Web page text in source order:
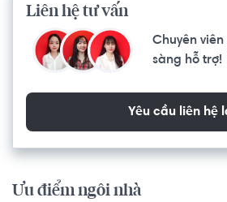
Liên hệ tư vấn
Chuyên
sàng hỗ trợ!
Yêu cầu liên hệ
Ưu điểm ngôi nhà